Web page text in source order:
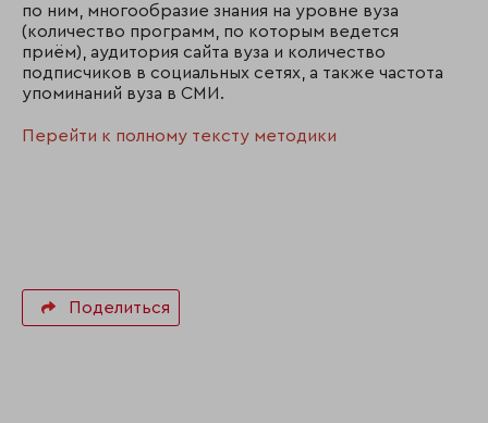
по ним, многообразие знания на уровне вуза
(количество программ, по которым ведется
приём), аудитория сайта вуза и количество
подписчиков в социальных сетях, а также частота
упоминаний вуза в СМИ.
Перейти к полному тексту методики
Поделиться